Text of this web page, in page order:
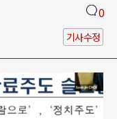
0
기사수정